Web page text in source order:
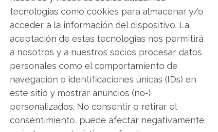
tecnologías como cookies para almacenar y/o
acceder a la información del dispositivo. La
aceptación de estas tecnologías nos permitirá
a nosotros y a nuestros socios procesar datos
personales como el comportamiento de
navegación o identificaciones únicas (IDs) en
este sitio y mostrar anuncios (no-)
personalizados. No consentir o retirar el
consentimiento, puede afectar negativamente
76) y la alta volatilidad (volatilidad anualizada a
30 días: más del 73%) reflejan la intensidad del
rally de este año y su sensibilidad a las nuevas
informaciones. Tras la caída de la semana
pasada, la acción cotiza un 10% por debajo de su
media móvil de 50 días, pero se mantiene muy
por encima de la línea de 200 días.
Perspectivas: a la espera de nuevos